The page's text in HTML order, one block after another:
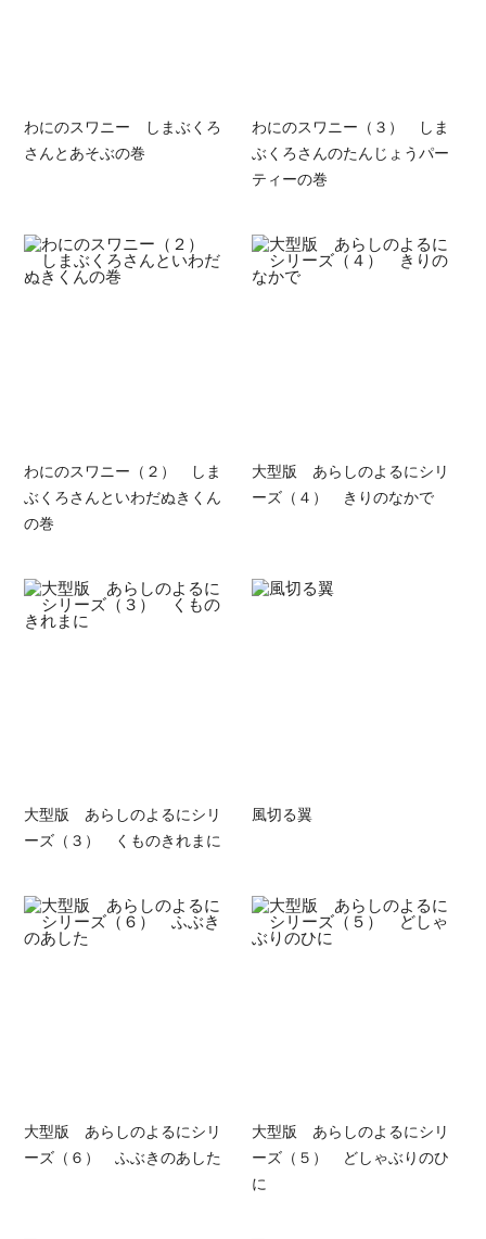
わにのスワニー しまぶくろ
さんとあそぶの巻
わにのスワニー（３） しま
ぶくろさんのたんじょうパー
ティーの巻
わにのスワニー（２） しま
ぶくろさんといわだぬきくん
の巻
大型版 あらしのよるにシリ
ーズ（４） きりのなかで
大型版 あらしのよるにシリ
ーズ（３） くものきれまに
風切る翼
大型版 あらしのよるにシリ
ーズ（６） ふぶきのあした
大型版 あらしのよるにシリ
ーズ（５） どしゃぶりのひ
に